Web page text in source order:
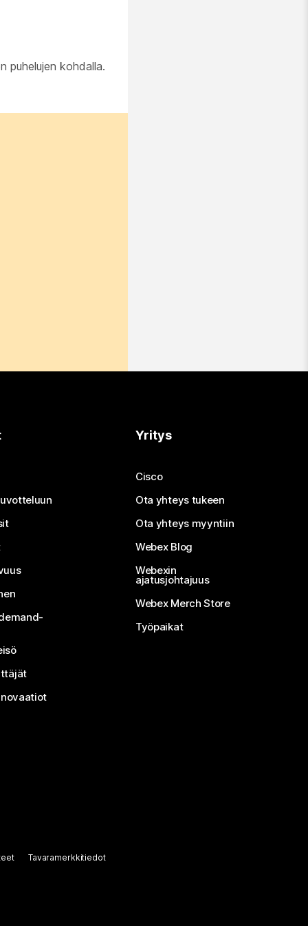
puhelujen kohdalla.
Yritys
Cisco
Ota yhteys tukeen
Ota yhteys myyntiin
Webex Blog
Webexin
ajatusjohtajuus
Webex Merch Store
Työpaikat
Tavaramerkkitiedot